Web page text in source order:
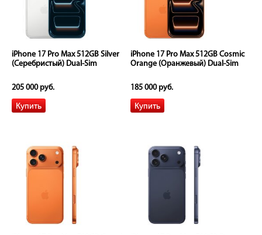
iPhone 17 Pro Max 512GB Silver
(Серебристый) Dual-Sim
205 000 руб.
iPhone 17 Pro Max 512GB Cosmic
Orange (Оранжевый) Dual-Sim
185 000 руб.